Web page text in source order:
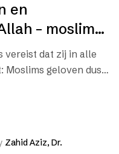
en
– moslims
vereist dat zij in alle
geloven dus
Zahid Aziz, Dr.